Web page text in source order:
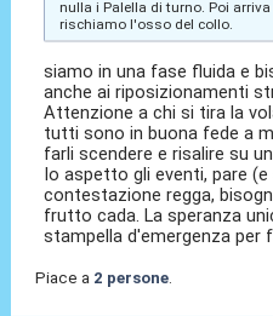
nulla i Palella di turno. Poi
rischiamo l'osso del collo.
siamo in una fase fluida e
anche ai riposizionamenti
Attenzione a chi si tira la
tutti sono in buona fede a
farli scendere e risalire su
Io aspetto gli eventi, pare
contestazione regga,
frutto cada. La speranza
stampella d'emergenza per
Piace a 2 persone.